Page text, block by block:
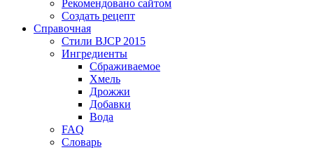
Рекомендовано сайтом
Создать рецепт
Справочная
Стили BJCP 2015
Ингредиенты
Сбраживаемое
Хмель
Дрожжи
Добавки
Вода
FAQ
Словарь